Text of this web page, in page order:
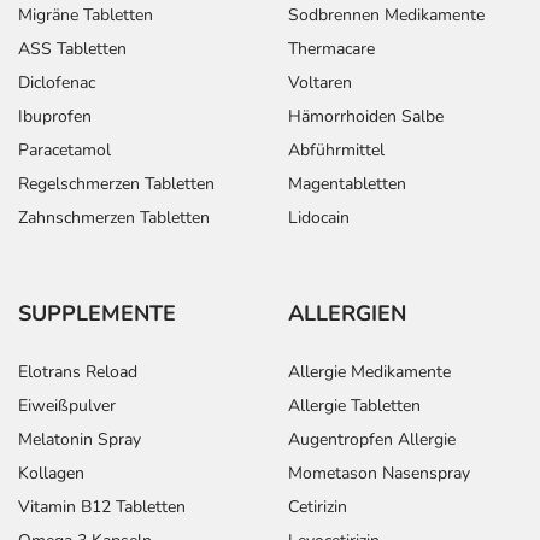
Anwendungshinweise
Die Gesamtdosis sollte nicht ohne Rücksprache mit
einem Arzt oder Apotheker überschritten werden.
Art der Anwendung?
Nehmen Sie das Arzneimittel mit Flüssigkeit (z.B. 1 Glas
Wasser) ein.
Beschwerde und/oder Dauer der Erkrankung und wird
Überdosierung?
Bei einer Überdosierung kann es unter anderem zu
Schwindel, Schweißausbrüchen, Zittern, Kopfschmerzen
bis hin zum Koma kommen. Setzen Sie sich bei dem
Verdacht auf eine Überdosierung umgehend mit einem
Migräne Tabletten
ASS Tabletten
Diclofenac
Ibuprofen
Paracetamol
Regelschmerzen Tabletten
Zahnschmerzen Tabletten
Sodbrennen Medikamente
Thermacare
Voltaren
Hämorrhoiden Salbe
Abführmittel
Magentabletten
Lidocain
SUPPLEMENTE
Elotrans Reload
Eiweißpulver
Melatonin Spray
Kollagen
Vitamin B12 Tabletten
ALLERGIEN
Allergie Medikamente
Allergie Tabletten
Augentropfen Allergie
Mometason Nasenspray
Cetirizin